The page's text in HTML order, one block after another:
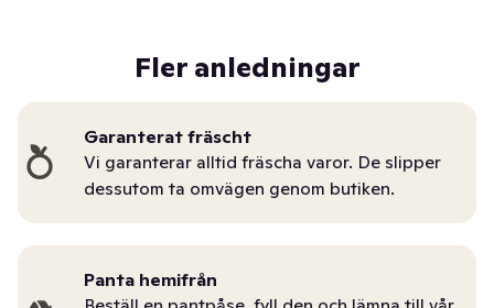
Fler anledningar
Garanterat fräscht
Vi garanterar alltid fräscha varor. De slipper
dessutom ta omvägen genom butiken.
Panta hemifrån